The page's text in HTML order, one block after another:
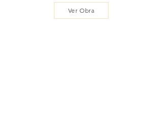
Ver Obra